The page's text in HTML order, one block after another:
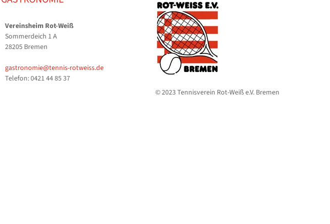
Vereinsheim Rot-Weiß
Sommerdeich 1 A
28205 Bremen
gastronomie@tennis-rotweiss.de
Telefon: 0421 44 85 37
© 2023 Tennisverein Rot-Weiß e.V. Bremen